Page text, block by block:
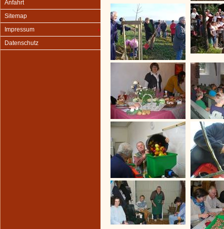
Anfahrt
Sitemap
Impressum
Datenschutz